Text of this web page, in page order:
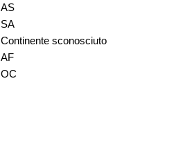
AS
SA
Continente sconosciuto
AF
OC